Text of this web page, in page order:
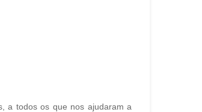
a todos os que nos ajudaram a